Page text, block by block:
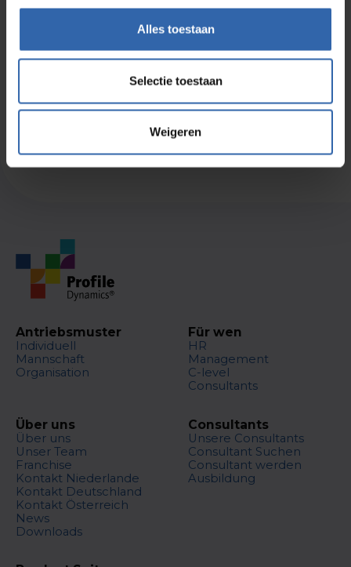
Alles toestaan
Selectie toestaan
Weigeren
Newsletter abonnieren
Antriebsmuster
Individuell
Mannschaft
Organisation
Für wen
HR
Management
C-level
Consultants
Über uns
Über uns
Unser Team
Franchise
Kontakt Niederlande
Kontakt Deutschland
Kontakt Österreich
News
Downloads
Consultants
Unsere Consultants
Consultant Suchen
Consultant werden
Ausbildung